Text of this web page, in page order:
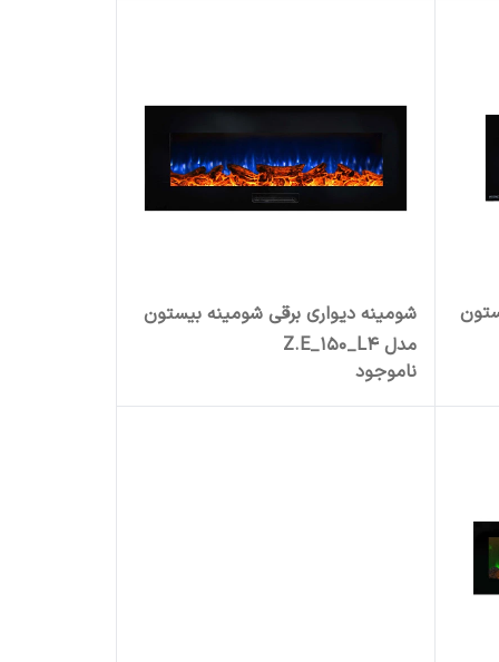
شومینه دیواری برقی شومینه بیستون
مدل Z.E_150_L4
ناموجود